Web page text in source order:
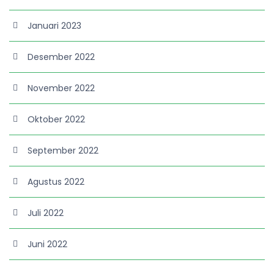
Januari 2023
Desember 2022
November 2022
Oktober 2022
September 2022
Agustus 2022
Juli 2022
Juni 2022